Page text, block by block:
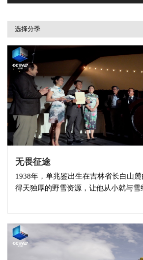
选择分季
无畏征途
1938年，单兆鉴出生在吉林省长白山
得天独厚的野雪资源，让他从小就与雪